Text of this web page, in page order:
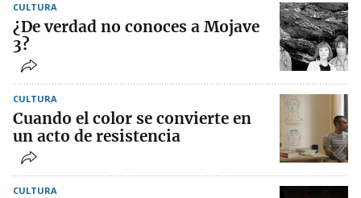
CULTURA
¿De verdad no conoces a Mojave
3?
CULTURA
Cuando el color se convierte en
un acto de resistencia
CULTURA